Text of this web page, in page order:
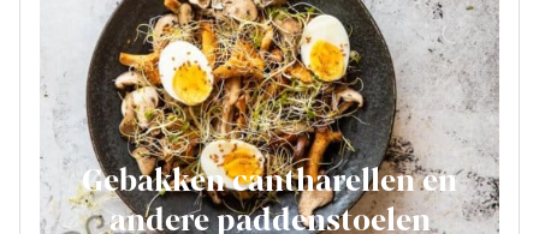
Gebakken cantharellen en
andere paddenstoelen